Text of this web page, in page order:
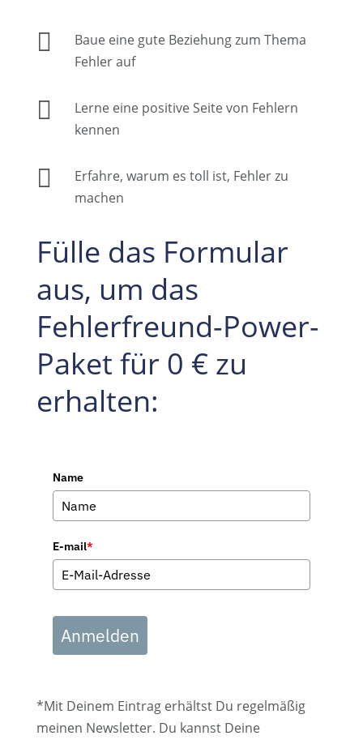

Baue eine gute Beziehung zum Thema
Fehler auf

Lerne eine positive Seite von Fehlern
kennen

Erfahre, warum es toll ist, Fehler zu
machen
Fülle das Formular
aus, um das
Fehlerfreund-Power-
Paket für 0 € zu
erhalten:
Name
E-mail*
Anmelden
*Mit Deinem Eintrag erhältst Du regelmäßig
meinen Newsletter. Du kannst Deine